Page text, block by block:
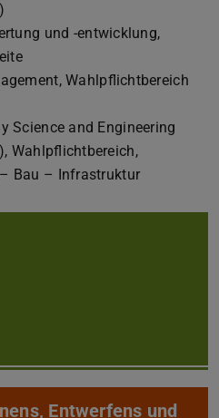
und -entwicklung,
Wahlpflichtbereich
Science and Engineering
Wahlpflichtbereich,
Bau – Infrastruktur
Entwerfens und